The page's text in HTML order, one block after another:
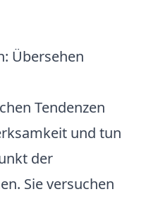
Übersehen
Tendenzen
und tun
der
Sie versuchen